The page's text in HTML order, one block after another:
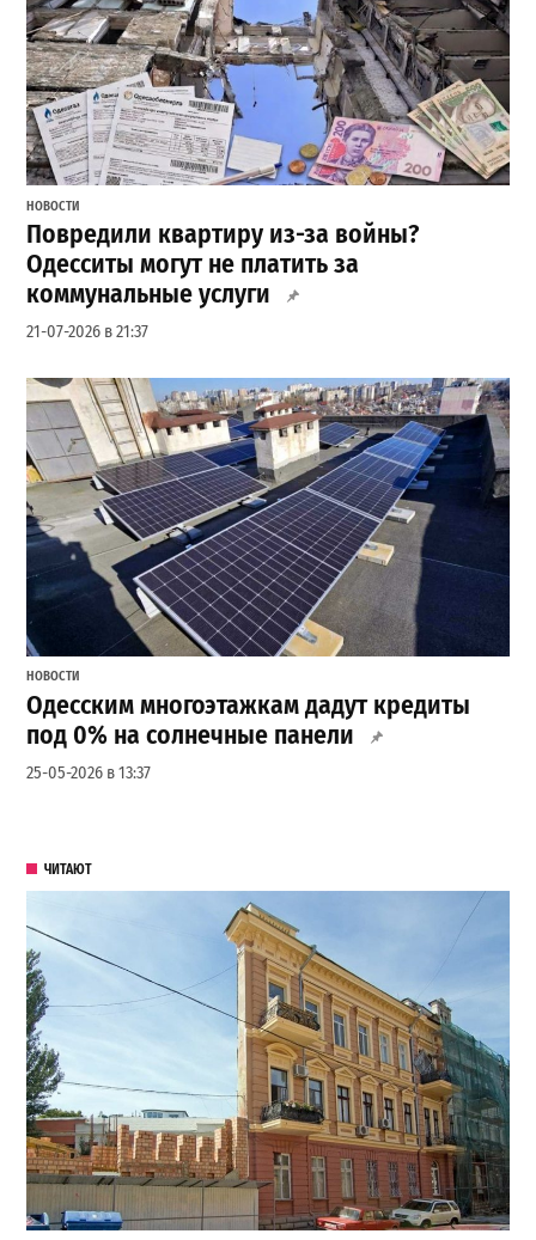
НОВОСТИ
Повредили квартиру из-за войны?
Одесситы могут не платить за
коммунальные услуги
21-07-2026 в 21:37
НОВОСТИ
Одесским многоэтажкам дадут кредиты
под 0% на солнечные панели
25-05-2026 в 13:37
ЧИТАЮТ